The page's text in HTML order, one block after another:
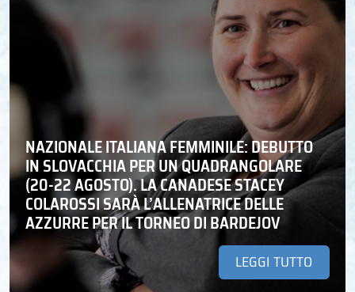
NAZIONALE ITALIANA FEMMINILE: DEBUTTO
IN SLOVACCHIA PER UN QUADRANGOLARE
(20-22 AGOSTO). LA CANADESE STACEY
COLAROSSI SARÀ L’ALLENATRICE DELLE
AZZURRE PER IL TORNEO DI BARDEJOV
LEGGI TUTTO